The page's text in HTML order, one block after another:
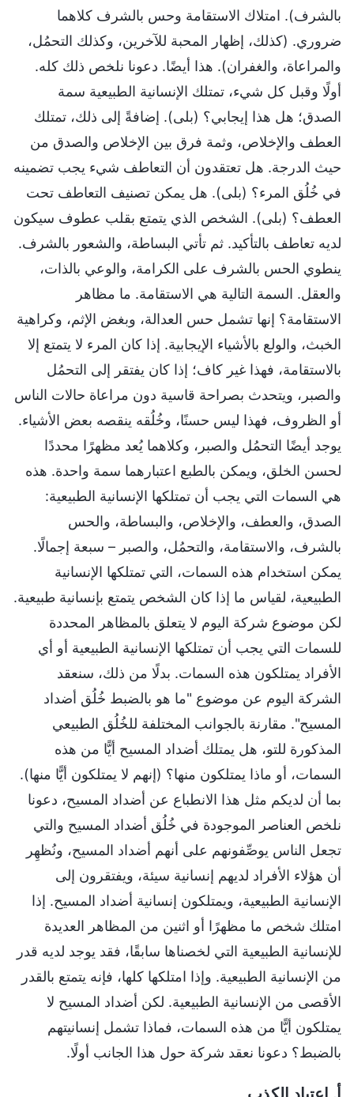
بالشرف). امتلاك الاستقامة وحس بالشرف كلاهما
ضروري. (كذلك، إظهار المحبة للآخرين، وكذلك التحمُل،
والمراعاة، والغفران). هذا أيضًا. دعونا نلخص ذلك كله.
أولًا وقبل كل شيء، تمتلك الإنسانية الطبيعية سمة
الصدق؛ هل هذا إيجابي؟ (بلى). إضافةً إلى ذلك، تمتلك
العطف والإخلاص، وثمة فرق بين الإخلاص والصدق من
حيث الدرجة. هل تعتقدون أن التعاطف شيء يجب تضمينه
في خُلُق المرء؟ (بلى). هل يمكن تصنيف التعاطف تحت
العطف؟ (بلى). الشخص الذي يتمتع بقلب عطوف سيكون
لديه تعاطف بالتأكيد. ثم تأتي البساطة، والشعور بالشرف.
ينطوي الحس بالشرف على الكرامة، والوعي بالذات،
والعقل. السمة التالية هي الاستقامة. ما مظاهر
الاستقامة؟ إنها تشمل حس العدالة، وبغض الإثم، وكراهية
الخبث، والولع بالأشياء الإيجابية. إذا كان المرء لا يتمتع إلا
بالاستقامة، فهذا غير كاف؛ إذا كان يفتقر إلى التحمُل
والصبر، ويتحدث بصراحة قاسية دون مراعاة حالات الناس
أو الظروف، فهذا ليس حسنًا، وخُلُقه ينقصه بعض الأشياء.
يوجد أيضًا التحمُل والصبر، وكلاهما يُعد مظهرًا محددًا
لحسن الخلق، ويمكن بالطبع اعتبارهما سمة واحدة. هذه
هي السمات التي يجب أن تمتلكها الإنسانية الطبيعية:
الصدق، والعطف، والإخلاص، والبساطة، والحس
بالشرف، والاستقامة، والتحمُل، والصبر – سبعة إجمالًا.
يمكن استخدام هذه السمات، التي تمتلكها الإنسانية
الطبيعية، لقياس ما إذا كان الشخص يتمتع بإنسانية طبيعية.
لكن موضوع شركة اليوم لا يتعلق بالمظاهر المحددة
للسمات التي يجب أن تمتلكها الإنسانية الطبيعية أو أي
الأفراد يمتلكون هذه السمات. بدلًا من ذلك، سنعقد
الشركة اليوم عن موضوع "ما هو بالضبط خُلُق أضداد
المسيح". مقارنة بالجوانب المختلفة للخُلُق الطبيعي
المذكورة للتو، هل يمتلك أضداد المسيح أيًّا من هذه
السمات، أو ماذا يمتلكون منها؟ (إنهم لا يمتلكون أيًّا منها).
بما أن لديكم مثل هذا الانطباع عن أضداد المسيح، دعونا
نلخص العناصر الموجودة في خُلُق أضداد المسيح والتي
تجعل الناس يوصِّفونهم على أنهم أضداد المسيح، ونُظهِر
أن هؤلاء الأفراد لديهم إنسانية سيئة، ويفتقرون إلى
الإنسانية الطبيعية، ويمتلكون إنسانية أضداد المسيح. إذا
امتلك شخص ما مظهرًا أو اثنين من المظاهر العديدة
للإنسانية الطبيعية التي لخصناها سابقًا، فقد يوجد لديه قدر
من الإنسانية الطبيعية. وإذا امتلكها كلها، فإنه يتمتع بالقدر
الأقصى من الإنسانية الطبيعية. لكن أضداد المسيح لا
يمتلكون أيًّا من هذه السمات، فماذا تشمل إنسانيتهم
بالضبط؟ دعونا نعقد شركة حول هذا الجانب أولًا.